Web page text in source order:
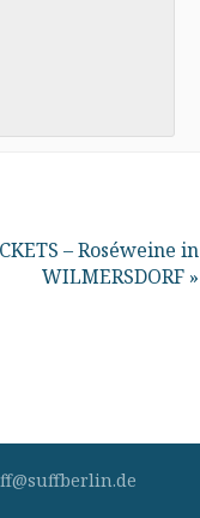
– Roséweine in
WILMERSDORF »